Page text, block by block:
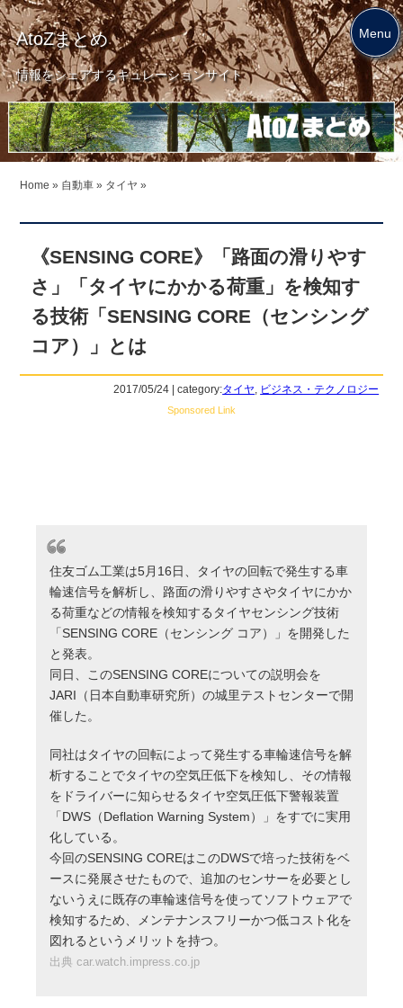
AtoZまとめ
情報をシェアするキュレーションサイト
Home » 自動車 » タイヤ »
《SENSING CORE》「路面の滑りやす
さ」「タイヤにかかる荷重」を検知す
る技術「SENSING CORE（センシング
コア）」とは
2017/05/24 | category:タイヤ ビジネス・テクノロジー
Sponsored Link
住友ゴム工業は5月16日、タイヤの回転で発生する車
輪速信号を解析し、路面の滑りやすさやタイヤにかか
る荷重などの情報を検知するタイヤセンシング技術
「SENSING CORE（センシング コア）」を開発した
と発表。
同日、このSENSING COREについての説明会を
JARI（日本自動車研究所）の城里テストセンターで開
催した。
同社はタイヤの回転によって発生する車輪速信号を解
析することでタイヤの空気圧低下を検知し、その情報
をドライバーに知らせるタイヤ空気圧低下警報装置
「DWS（Deflation Warning System）」をすでに実用
化している。
今回のSENSING COREはこのDWSで培った技術をベ
ースに発展させたもので、追加のセンサーを必要とし
ないうえに既存の車輪速信号を使ってソフトウェアで
検知するため、メンテナンスフリーかつ低コスト化を
図れるというメリットを持つ。
出典 car.watch.impress.co.jp
Menu